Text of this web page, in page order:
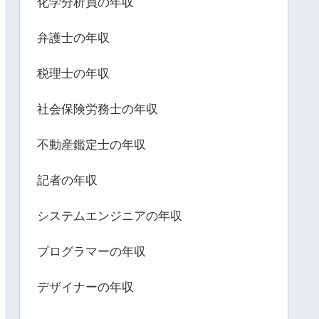
化学分析員の年収
弁護士の年収
税理士の年収
社会保険労務士の年収
不動産鑑定士の年収
記者の年収
システムエンジニアの年収
プログラマーの年収
デザイナーの年収